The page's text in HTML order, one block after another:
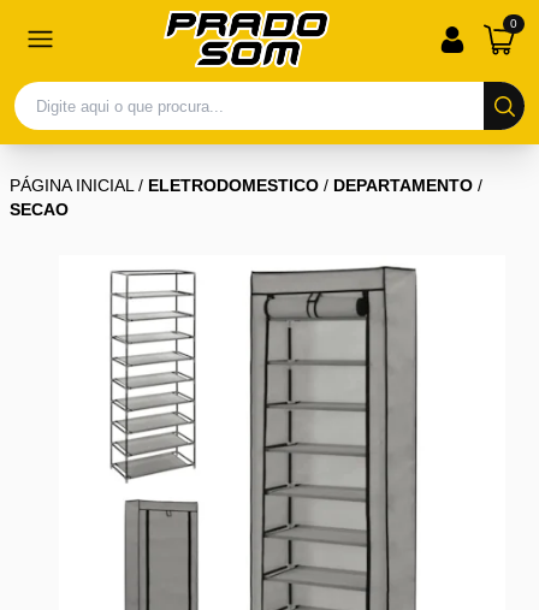
0
PÁGINA INICIAL/ ELETRODOMESTICO / DEPARTAMENTO /
SECAO